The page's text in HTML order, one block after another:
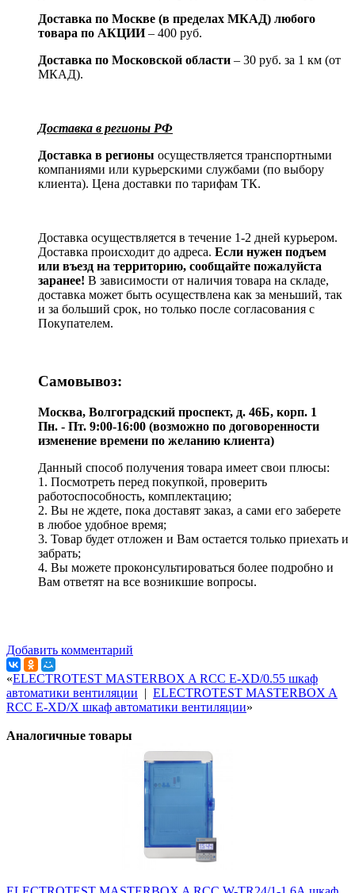
Доставка по Москве (в пределах МКАД) любого
товара по АКЦИИ– 400 руб.
Доставка по Московской области – 30 руб. за 1 км (от
МКАД).
Доставка в регионы РФ
Доставка в регионы осуществляется транспортными
компаниями или курьерскими службами (по выбору
клиента). Цена доставки по тарифам ТК.
Доставка осуществляется в течение 1-2 дней курьером.
Доставка происходит до адреса. Если нужен подъем
или въезд на территорию, сообщайте пожалуйста
заранее! В зависимости от наличия товара на складе,
доставка может быть осуществлена как за меньший, так
и за больший срок, но только после согласования с
Покупателем.
Самовывоз:
Москва, Волгоградский проспект, д. 46Б, корп. 1
Пн. - Пт. 9:00-16:00 (возможно по договоренности
изменение времени по желанию клиента)
Данный способ получения товара имеет свои плюсы:
1. Посмотреть перед покупкой, проверить
работоспособность, комплектацию;
2. Вы не ждете, пока доставят заказ, а сами его заберете
в любое удобное время;
3. Товар будет отложен и Вам остается только приехать и
забрать;
4. Вы можете проконсультироваться более подробно и
Вам ответят на все возникшие вопросы.
Добавить комментарий
«ELECTROTEST MASTERBOX A RCC E-XD/0.55 шкаф
автоматики вентиляции | ELECTROTEST MASTERBOX A
RCC E-XD/X шкаф автоматики вентиляции»
Аналогичные товары